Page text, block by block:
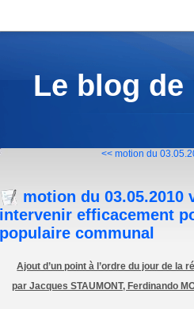
Le blog
<< motion du
motion du
intervenir efficacement
populaire communal
Ajout d’un point à l’ordre du jour de la
par Jacques STAUMONT, Ferdinando